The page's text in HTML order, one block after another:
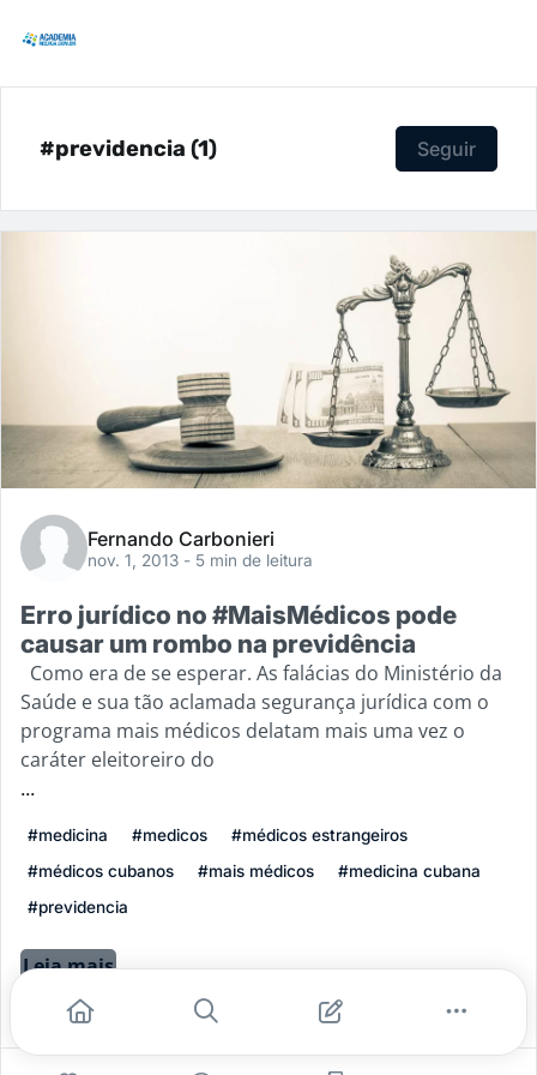
#previdencia (1) Seguir
Fernando Carbonieri
nov. 1, 2013 - 5 min de leitura
Erro jurídico no #MaisMédicos pode
causar um rombo na previdência
Como era de se esperar. As falácias do Ministério da
Saúde e sua tão aclamada segurança jurídica com o
programa mais médicos delatam mais uma vez o
caráter eleitoreiro do
...
#medicina #medicos
#médicos estrangeiros
#médicos cubanos
#mais médicos
#medicina cubana
#previdencia
Leia mais